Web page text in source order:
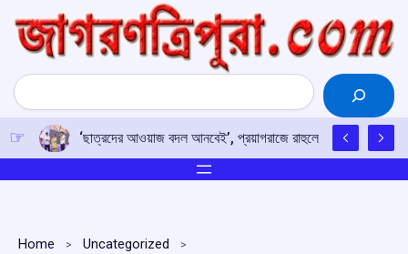
content
Search
‘ছাত্রদের আওয়াজ বদল আনবেই’, প্রয়াগরাজে রাহুলের হুঙ্কার
Home
Uncategorized